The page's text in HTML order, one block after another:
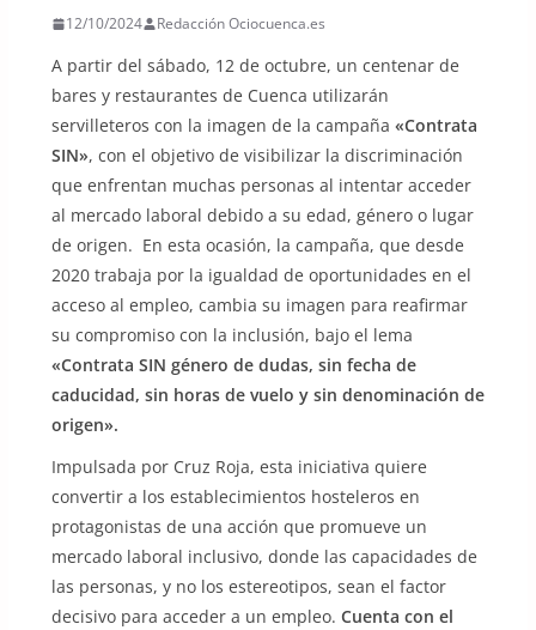
12/10/2024 Redacción Ociocuenca.es
A partir del sábado, 12 de octubre, un centenar de
bares y restaurantes de Cuenca utilizarán
servilleteros con la imagen de la campaña «Contrata
SIN», con el objetivo de visibilizar la discriminación
que enfrentan muchas personas al intentar acceder
al mercado laboral debido a su edad, género o lugar
de origen. En esta ocasión, la campaña, que desde
2020 trabaja por la igualdad de oportunidades en el
acceso al empleo, cambia su imagen para reafirmar
su compromiso con la inclusión, bajo el lema
«Contrata SIN género de dudas, sin fecha de
caducidad, sin horas de vuelo y sin denominación de
origen».
Impulsada por Cruz Roja, esta iniciativa quiere
convertir a los establecimientos hosteleros en
protagonistas de una acción que promueve un
mercado laboral inclusivo, donde las capacidades de
las personas, y no los estereotipos, sean el factor
decisivo para acceder a un empleo. Cuenta con el